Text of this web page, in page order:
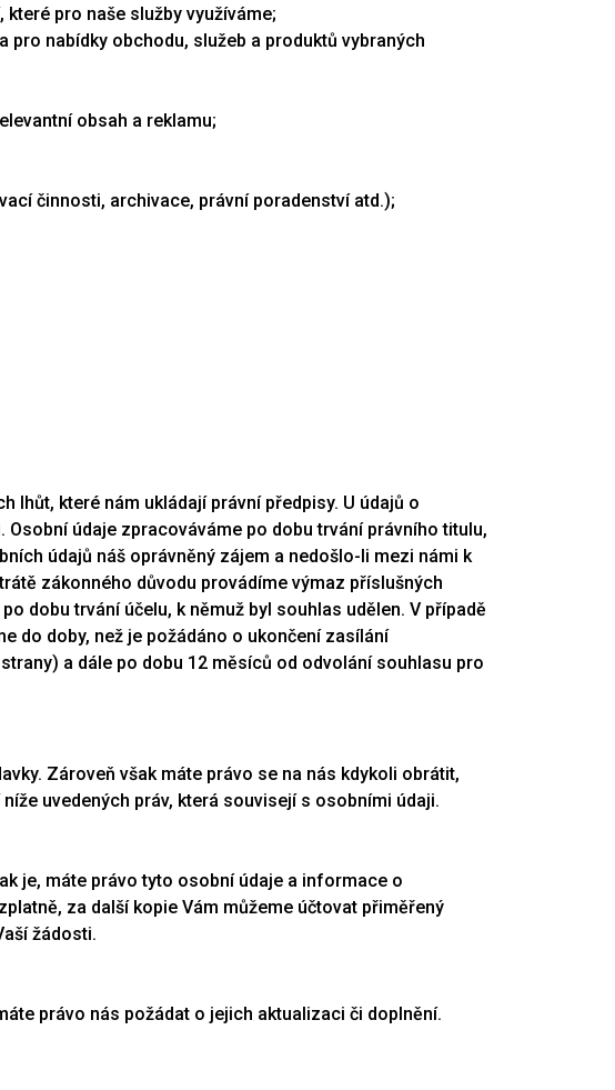
pro naše služby využíváme;
nabídky obchodu, služeb a produktů vybraných
obsah a reklamu;
činnosti, archivace, právní poradenství atd.);
lhůt, které nám ukládají právní předpisy. U údajů o
údaje zpracováváme po dobu trvání právního titulu,
údajů náš oprávněný zájem a nedošlo-li mezi námi k
zákonného důvodu provádíme výmaz příslušných
dobu trvání účelu, k němuž byl souhlas udělen. V případě
do doby, než je požádáno o ukončení zasílání
a dále po dobu 12 měsíců od odvolání souhlasu pro
Zároveň však máte právo se na nás kdykoli obrátit,
uvedených práv, která souvisejí s osobními údaji.
je, máte právo tyto osobní údaje a informace o
za další kopie Vám můžeme účtovat přiměřený
žádosti.
právo nás požádat o jejich aktualizaci či doplnění.